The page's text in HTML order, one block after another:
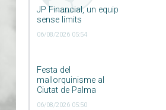
JP Financial, un equip
sense límits
06/08/2026 05:54
Festa del
mallorquinisme al
Ciutat de Palma
06/08/2026 05:50